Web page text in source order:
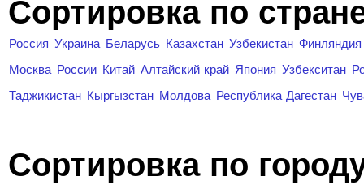
Сортировка по
Россия Украина Беларусь Казахстан Узбекистан Финляндия
Москва России Китай Алтайский край Япония Узбекситан
Таджикистан Кыргызстан Молдова Республика Дагестан
Cортировка по